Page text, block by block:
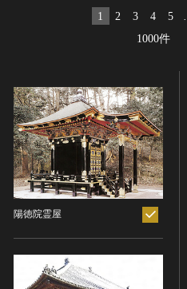
全国の美術館・博物館
世界遺産
無形文化遺産
動画で見る無形の文化財
文化遺産データベース
1000件
1 2 3 4 5
陽徳院霊屋
制作者名
時代
時代を選択
縄文 [日本]
弥生 [日本]
分野
分野を選択